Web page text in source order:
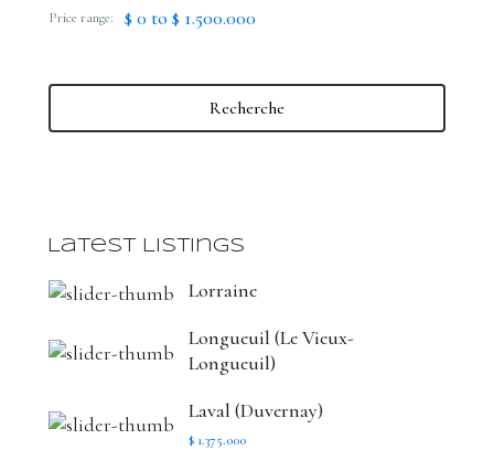
Price range: $ 0 to $ 1.500.000
Recherche
Latest Listings
Lorraine
Longueuil (Le Vieux-
Longueuil)
Laval (Duvernay)
$ 1.375.000